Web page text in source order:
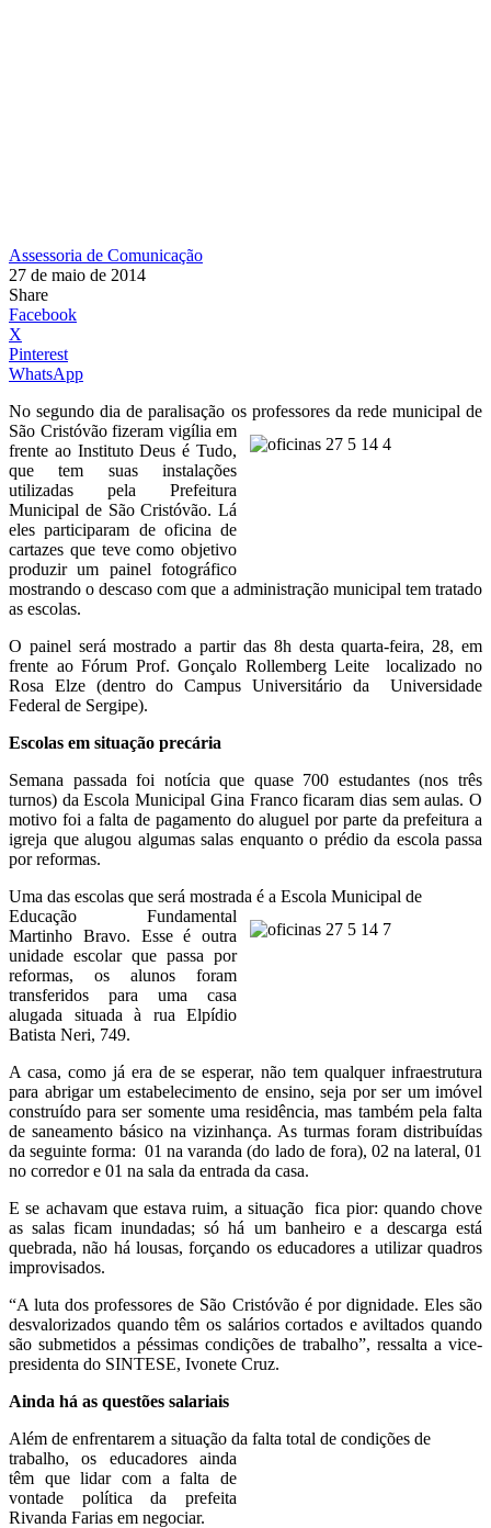
Assessoria de Comunicação
27 de maio de 2014
Share
Facebook
X
Pinterest
WhatsApp
No segundo dia de paralisação os professores da rede municipal de
São Cristóvão fizeram vigília em
frente ao Instituto Deus é Tudo,
que tem suas instalações
utilizadas pela Prefeitura
Municipal de São Cristóvão. Lá
eles participaram de oficina de
cartazes que teve como objetivo
produzir um painel fotográfico
mostrando o descaso com que a administração municipal tem tratado
as escolas.
O painel será mostrado a partir das 8h desta quarta-feira, 28, em
frente ao Fórum Prof. Gonçalo Rollemberg Leite localizado no
Rosa Elze (dentro do Campus Universitário da Universidade
Federal de Sergipe).
Escolas em situação precária
Semana passada foi notícia que quase 700 estudantes (nos três
turnos) da Escola Municipal Gina Franco ficaram dias sem aulas. O
motivo foi a falta de pagamento do aluguel por parte da prefeitura a
igreja que alugou algumas salas enquanto o prédio da escola passa
por reformas.
Uma das escolas que será mostrada é a Escola Municipal de
Educação Fundamental
Martinho Bravo. Esse é outra
unidade escolar que passa por
reformas, os alunos foram
transferidos para uma casa
alugada situada à rua Elpídio
Batista Neri, 749.
A casa, como já era de se esperar, não tem qualquer infraestrutura
para abrigar um estabelecimento de ensino, seja por ser um imóvel
construído para ser somente uma residência, mas também pela falta
de saneamento básico na vizinhança. As turmas foram distribuídas
da seguinte forma: 01 na varanda (do lado de fora), 02 na lateral, 01
no corredor e 01 na sala da entrada da casa.
E se achavam que estava ruim, a situação fica pior: quando chove
as salas ficam inundadas; só há um banheiro e a descarga está
quebrada, não há lousas, forçando os educadores a utilizar quadros
improvisados.
“A luta dos professores de São Cristóvão é por dignidade. Eles são
desvalorizados quando têm os salários cortados e aviltados quando
são submetidos a péssimas condições de trabalho”, ressalta a vice-
presidenta do SINTESE, Ivonete Cruz.
Ainda há as questões salariais
Além de enfrentarem a situação da falta total de condições de
trabalho, os educadores ainda
têm que lidar com a falta de
vontade política da prefeita
Rivanda Farias em negociar.